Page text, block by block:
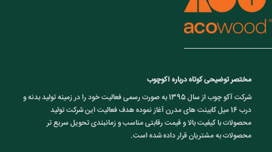
مختصر توضیحی کوتاه درباره آکوچوب
شرکت آکو چوب از سال 1395 به صورت رسمی فعالیت خود را در زمینه تولید بدنه و
درب 16 میل کابینت های مدرن آغاز نموده هدف فعالیت این شرکت تولید
محصولات با کیفیت بالا و قیمت رقابتی مناسب و زمانبندی تحویل سریع تر
محصولات به مشتریان قرار داده شده است.